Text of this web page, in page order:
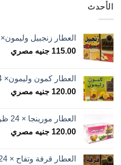
الأحدث
العطار زنجبيل وليمون× 24 ظرف
115.00 جنيه مصري
العطار كمون وليمون× 24 ظرف
120.00 جنيه مصري
العطار مورينجا × 24 ظرف
120.00 جنيه مصري
العطار قرفة وتفاح × 24 ظرف